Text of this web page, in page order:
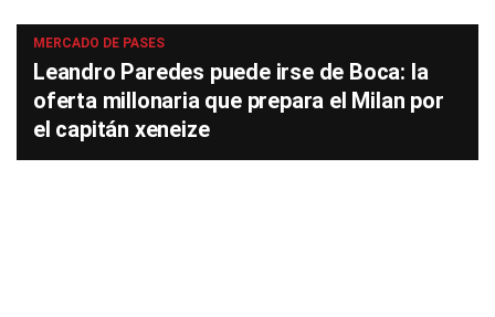
MERCADO DE PASES
Leandro Paredes puede irse de Boca: la
oferta millonaria que prepara el Milan por
el capitán xeneize